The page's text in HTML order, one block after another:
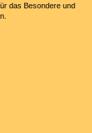
das Besondere und